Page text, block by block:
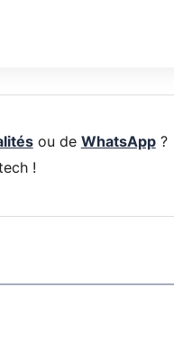
ou de WhatsApp?
!